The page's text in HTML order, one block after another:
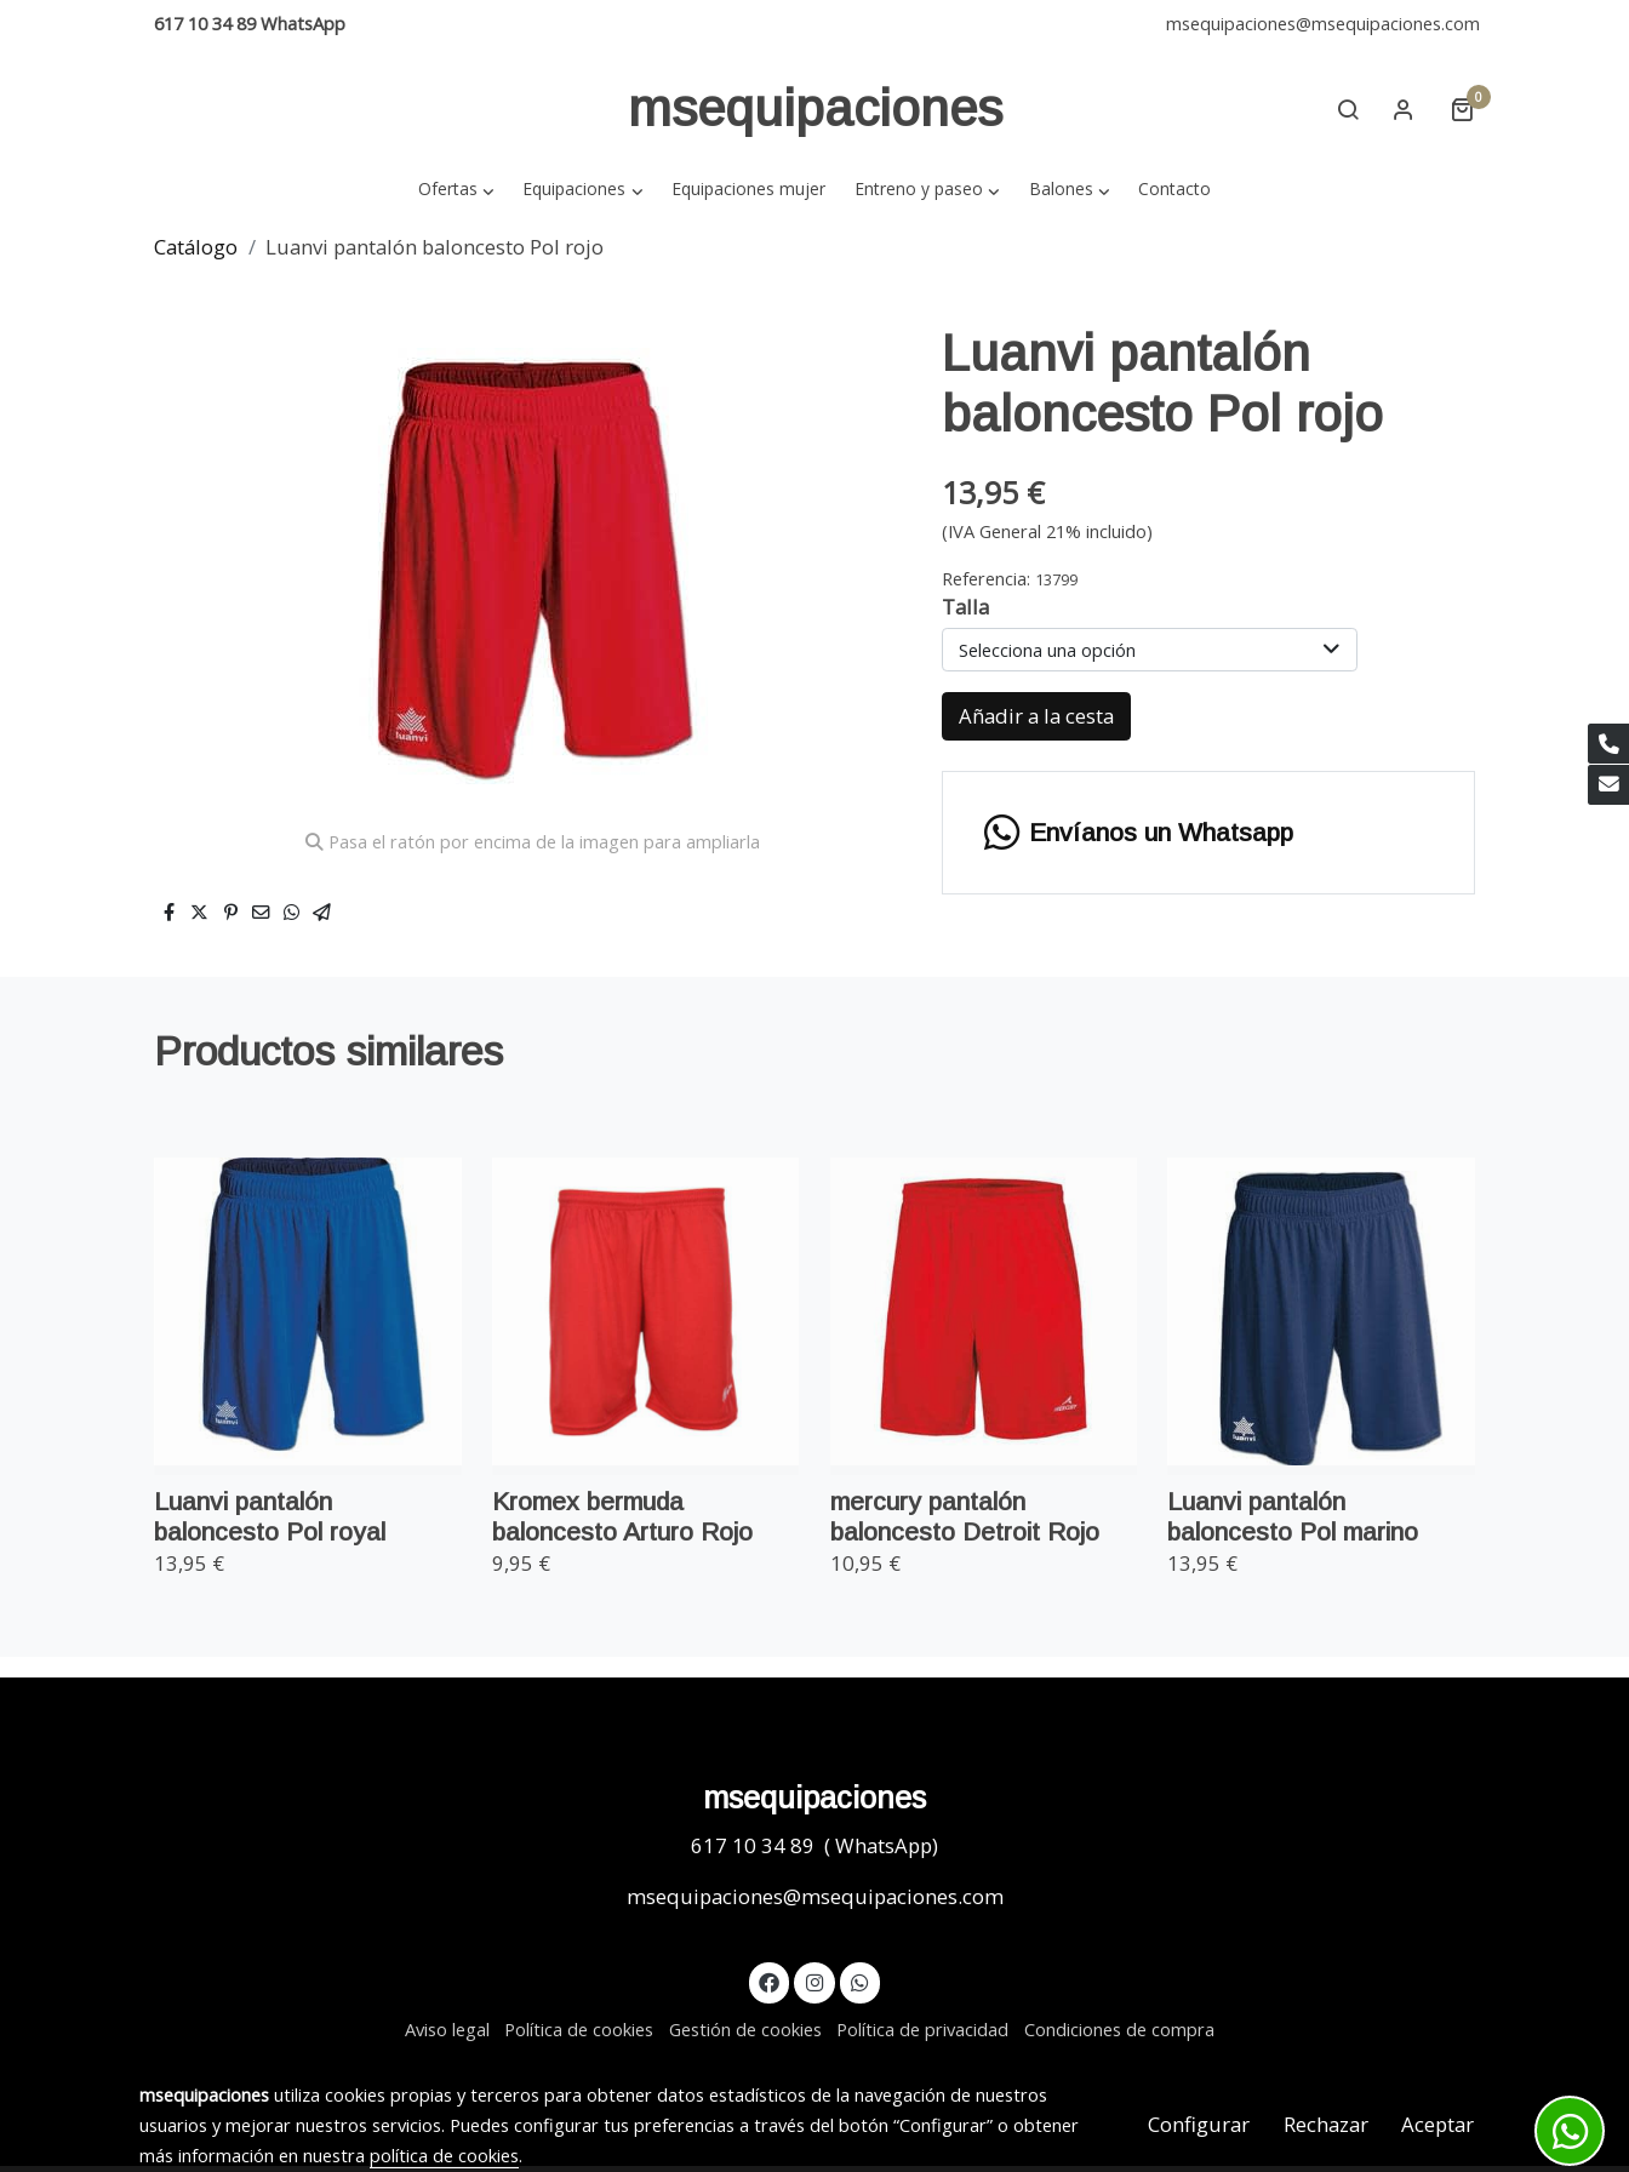
617 10 34 89 WhatsApp msequipaciones@msequipaciones.com
msequipaciones 0
Ofertas Equipaciones Equipaciones mujer Entreno y paseo Balones Contacto
Catálogo Luanvi pantalón baloncesto Pol rojo
Pasa el ratón por encima de la imagen para ampliarla
Luanvi pantalón
baloncesto Pol rojo
13,95 €
(IVA General 21% incluido)
Referencia: 13799
Talla
Selecciona una opción
Añadir a la cesta
Envíanos un Whatsapp
Productos similares
Luanvi pantalón
baloncesto Pol royal
13,95 €
Kromex bermuda
baloncesto Arturo Rojo
9,95 €
mercury pantalón
baloncesto Detroit Rojo
10,95 €
Luanvi pantalón
baloncesto Pol marino
13,95 €
msequipaciones
617 10 34 89 ( WhatsApp)
msequipaciones@msequipaciones.com
Aviso legal Política de cookies Gestión de cookies Política de privacidad Condiciones de compra
msequipacionesutiliza cookies propias y terceros para obtener datos estadísticos de la navegación de nuestros
usuarios y mejorar nuestros servicios. Puedes configurar tus preferencias a través del botón “Configurar” o obtener
más información en nuestra política de cookies.
Configurar Rechazar Aceptar